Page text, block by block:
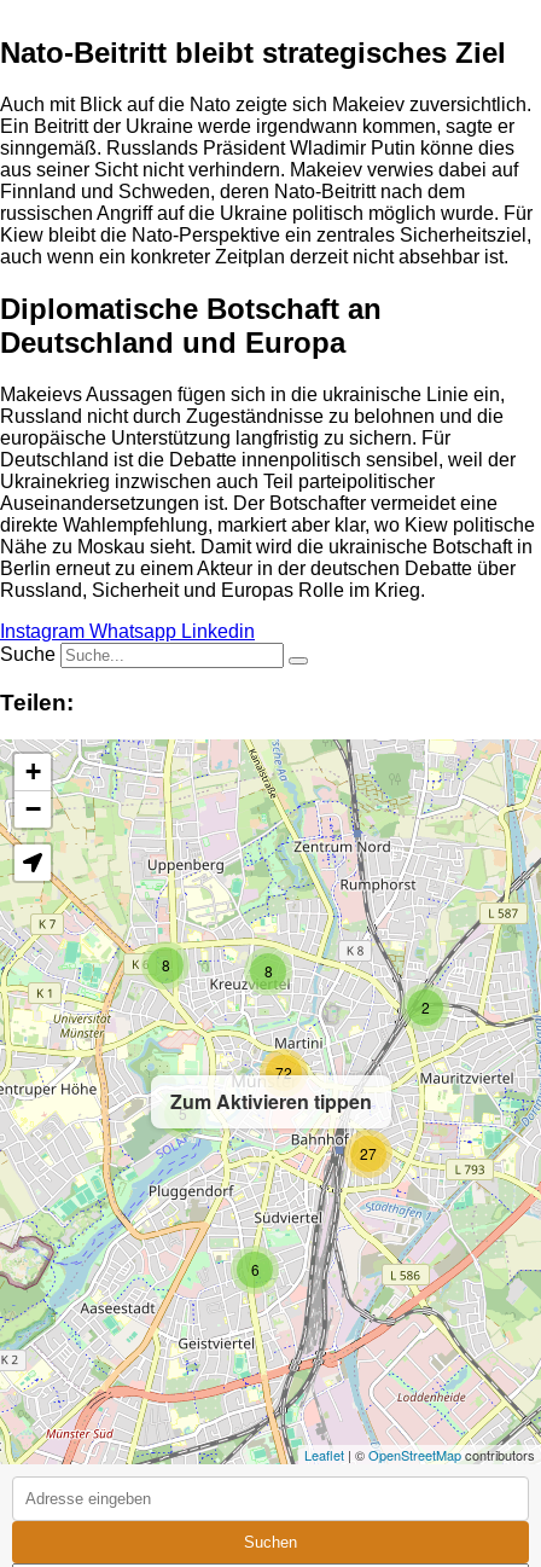
Nato-Beitritt bleibt strategisches Ziel
Auch mit Blick auf die Nato zeigte sich Makeiev zuversichtlich.
Ein Beitritt der Ukraine werde irgendwann kommen, sagte er
sinngemäß. Russlands Präsident Wladimir Putin könne dies
aus seiner Sicht nicht verhindern. Makeiev verwies dabei auf
Finnland und Schweden, deren Nato-Beitritt nach dem
russischen Angriff auf die Ukraine politisch möglich wurde. Für
Kiew bleibt die Nato-Perspektive ein zentrales Sicherheitsziel,
auch wenn ein konkreter Zeitplan derzeit nicht absehbar ist.
Diplomatische Botschaft an
Deutschland und Europa
Makeievs Aussagen fügen sich in die ukrainische Linie ein,
Russland nicht durch Zugeständnisse zu belohnen und die
europäische Unterstützung langfristig zu sichern. Für
Deutschland ist die Debatte innenpolitisch sensibel, weil der
Ukrainekrieg inzwischen auch Teil parteipolitischer
Auseinandersetzungen ist. Der Botschafter vermeidet eine
direkte Wahlempfehlung, markiert aber klar, wo Kiew politische
Nähe zu Moskau sieht. Damit wird die ukrainische Botschaft in
Berlin erneut zu einem Akteur in der deutschen Debatte über
Russland, Sicherheit und Europas Rolle im Krieg.
Instagram Whatsapp Linkedin
Suche
Teilen:
Zum Aktivieren tippen
2
8
6
8
27
5
72
+
−
Leaflet | ©OpenStreetMapcontributors
Suchen